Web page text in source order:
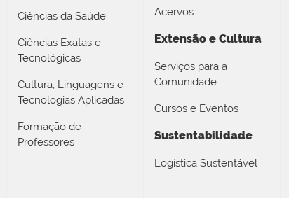
Ciências da Saúde
Ciências Exatas e
Tecnológicas
Cultura, Linguagens e
Tecnologias Aplicadas
Formação de
Professores
Acervos
Extensão e Cultura
Serviços para a
Comunidade
Cursos e Eventos
Sustentabilidade
Logística Sustentável